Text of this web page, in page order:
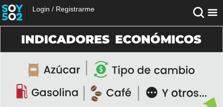
Login / Registrarme